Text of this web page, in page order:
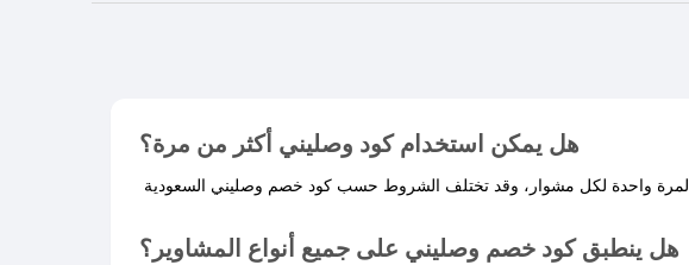
هل يمكن استخدام كود وصليني أكثر من مرة؟
هل ينطبق كود خصم وصليني على جميع أنواع المشاوير؟